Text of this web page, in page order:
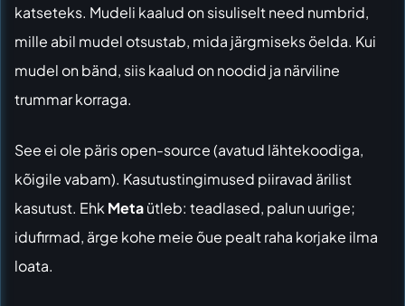
katseteks. Mudeli kaalud on sisuliselt need numbrid,
mille abil mudel otsustab, mida järgmiseks öelda. Kui
mudel on bänd, siis kaalud on noodid ja närviline
trummar korraga.
See ei ole päris open-source (avatud lähtekoodiga,
kõigile vabam). Kasutustingimused piiravad ärilist
kasutust. EhkMetaütleb: teadlased, palun uurige;
idufirmad, ärge kohe meie õue pealt raha korjake ilma
loata.